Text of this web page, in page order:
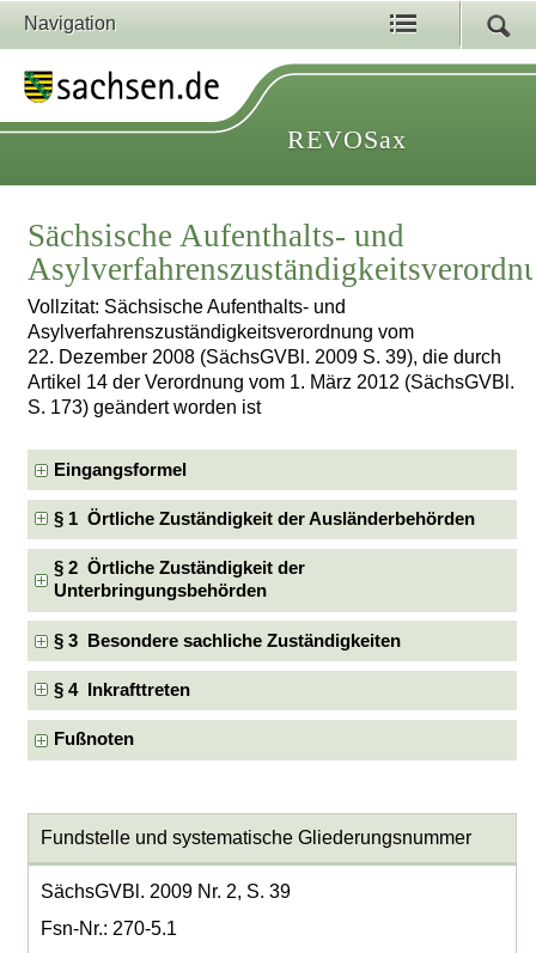
Navigation
REVOSax
Sächsische Aufenthalts- und
Vollzitat: Sächsische Aufenthalts- und
Asylverfahrenszuständigkeitsverordnung vom
22. Dezember 2008 (SächsGVBl. 2009 S. 39), die durch
Artikel 14 der Verordnung vom 1. März 2012 (SächsGVBl.
S. 173) geändert worden ist
Eingangsformel
§ 1 Örtliche Zuständigkeit der Ausländerbehörden
§ 2 Örtliche Zuständigkeit der
Unterbringungsbehörden
§ 3 Besondere sachliche Zuständigkeiten
§ 4 Inkrafttreten
Fußnoten
Fundstelle und systematische Gliederungsnummer
SächsGVBl. 2009 Nr. 2, S. 39
Fsn-Nr.: 270-5.1